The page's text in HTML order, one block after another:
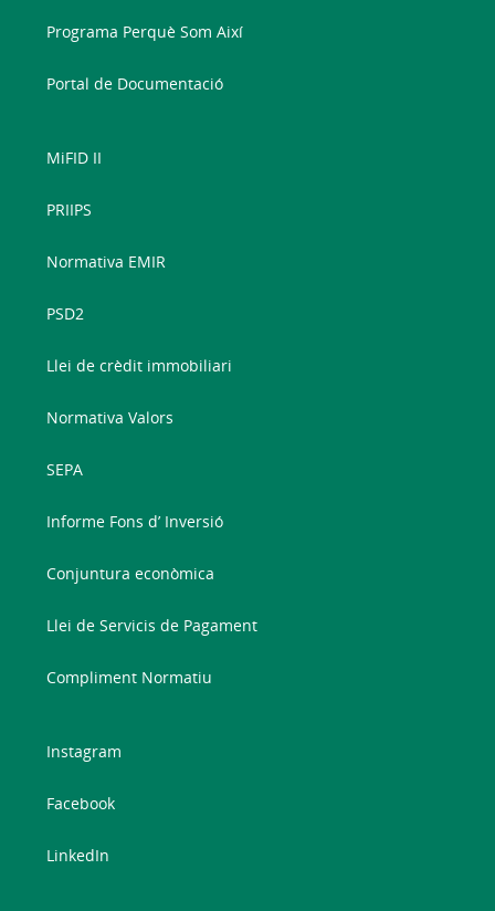
Programa Perquè Som Així
Portal de Documentació
MiFID II
PRIIPS
Normativa EMIR
PSD2
Llei de crèdit immobiliari
Normativa Valors
SEPA
Informe Fons d’ Inversió
Conjuntura econòmica
Llei de Servicis de Pagament
Compliment Normatiu
Instagram
Facebook
LinkedIn